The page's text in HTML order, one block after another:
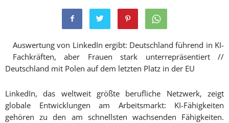
Auswertung von LinkedIn ergibt: Deutschland führend in KI-
Fachkräften, aber Frauen stark unterrepräsentiert //
Deutschland mit Polen auf dem letzten Platz in der EU
LinkedIn, das weltweit größte berufliche Netzwerk, zeigt
globale Entwicklungen am Arbeitsmarkt: KI-Fähigkeiten
gehören zu den am schnellsten wachsenden Fähigkeiten.